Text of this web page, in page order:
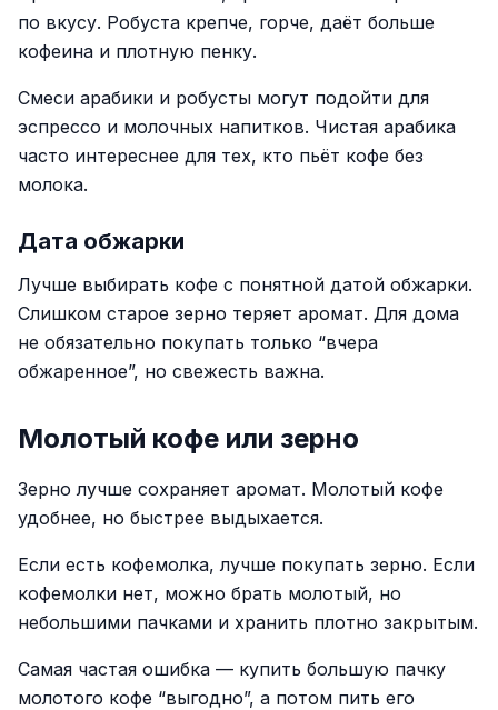
по вкусу. Робуста крепче, горче, даёт больше
кофеина и плотную пенку.
Смеси арабики и робусты могут подойти для
эспрессо и молочных напитков. Чистая арабика
часто интереснее для тех, кто пьёт кофе без
молока.
Дата обжарки
Лучше выбирать кофе с понятной датой обжарки.
Слишком старое зерно теряет аромат. Для дома
не обязательно покупать только “вчера
обжаренное”, но свежесть важна.
Молотый кофе или зерно
Зерно лучше сохраняет аромат. Молотый кофе
удобнее, но быстрее выдыхается.
Если есть кофемолка, лучше покупать зерно. Если
кофемолки нет, можно брать молотый, но
небольшими пачками и хранить плотно закрытым.
Самая частая ошибка — купить большую пачку
молотого кофе “выгодно”, а потом пить его